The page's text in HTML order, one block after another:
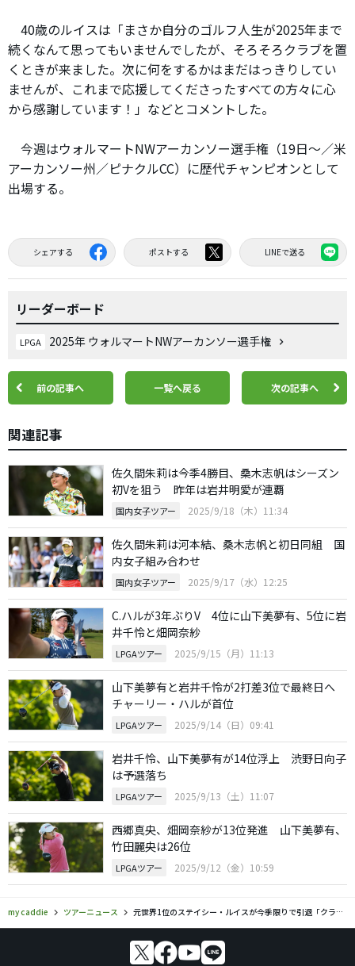
40歳のルイスは「まさか自分のゴルフ人生が2025年まで
続くなんて思ってもいませんでしたが、そろそろクラブを置
くときが来ました。次に何をするかはまだはっきりしてい
ませんが、これまで応援してくださったすべての方々に心
から感謝しています！」などとコメントした。
今週はウォルマートNWアーカンソー選手権（19日～／米
アーカンソー州／ピナクルCC）に歴代チャンピオンとして
出場する。
シェアする ポストする LINEで送る
リーダーボード
LPGA 2025年 ウォルマートNWアーカンソー選手権
前の記事へ 一覧へ戻る 次の記事へ
関連記事
佐久間朱莉は今季4勝目、桑木志帆はシーズン
初Vを狙う 昨年は岩井明愛が連覇
国内女子ツアー 2025/9/18（木）11:34
佐久間朱莉は河本結、桑木志帆と初日同組 国
内女子組み合わせ
国内女子ツアー 2025/9/17（水）12:25
C.ハルが3年ぶりV 4位に山下美夢有、5位に岩
井千怜と畑岡奈紗
LPGAツアー 2025/9/15（月）11:13
山下美夢有と岩井千怜が2打差3位で最終日へ
チャーリー・ハルが首位
LPGAツアー 2025/9/14（日）09:41
岩井千怜、山下美夢有が14位浮上 渋野日向子
は予選落ち
LPGAツアー 2025/9/13（土）11:07
西郷真央、畑岡奈紗が13位発進 山下美夢有、
竹田麗央は26位
LPGAツアー 2025/9/12（金）10:59
my caddie ツアーニュース 元世界1位のステイシー・ルイスが今季限りで引退「クラブを置くときが来た」